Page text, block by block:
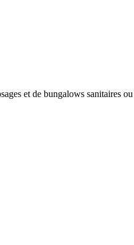
et de bungalows sanitaires